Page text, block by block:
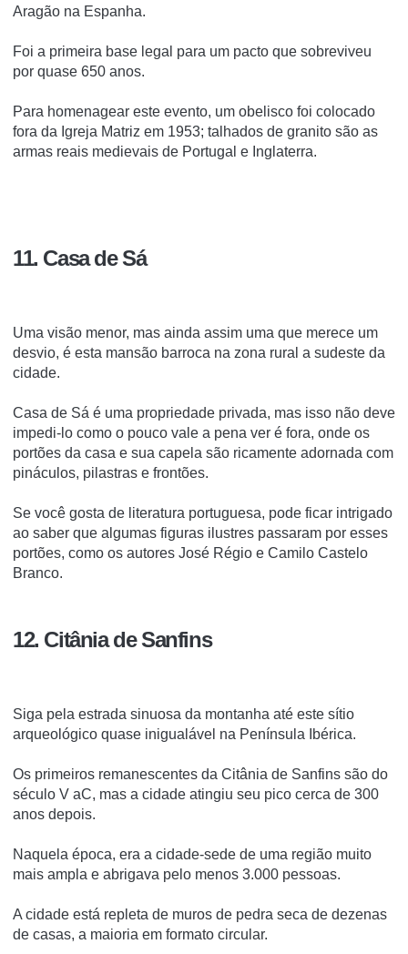
Aragão na Espanha.
Foi a primeira base legal para um pacto que sobreviveu
por quase 650 anos.
Para homenagear este evento, um obelisco foi colocado
fora da Igreja Matriz em 1953; talhados de granito são as
armas reais medievais de Portugal e Inglaterra.
11. Casa de Sá
Uma visão menor, mas ainda assim uma que merece um
desvio, é esta mansão barroca na zona rural a sudeste da
cidade.
Casa de Sá é uma propriedade privada, mas isso não deve
impedi-lo como o pouco vale a pena ver é fora, onde os
portões da casa e sua capela são ricamente adornada com
pináculos, pilastras e frontões.
Se você gosta de literatura portuguesa, pode ficar intrigado
ao saber que algumas figuras ilustres passaram por esses
portões, como os autores José Régio e Camilo Castelo
Branco.
12. Citânia de Sanfins
Siga pela estrada sinuosa da montanha até este sítio
arqueológico quase inigualável na Península Ibérica.
Os primeiros remanescentes da Citânia de Sanfins são do
século V aC, mas a cidade atingiu seu pico cerca de 300
anos depois.
Naquela época, era a cidade-sede de uma região muito
mais ampla e abrigava pelo menos 3.000 pessoas.
A cidade está repleta de muros de pedra seca de dezenas
de casas, a maioria em formato circular.